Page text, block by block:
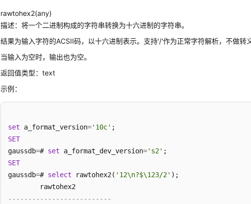
rawtohex2(any)
描述：将一个二进制构成的字符串转换为十六进制的字符串。
结果为输入字符的ACSII码，以十六进制表示。支持'/'作为正常字符解析，不做转
当输入为空时，输出也为空。
返回值类型：text
示例：
set a_format_version='10c'
SET
gaussdb=# set a_format_dev_version='s2'
SET
gaussdb=# select rawtohex2( '12\n?$\123/2' );
--------------------------